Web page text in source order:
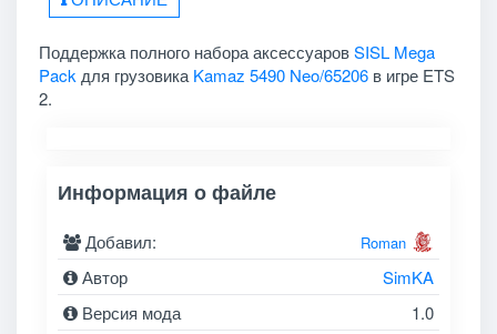
Поддержка полного набора аксессуаровSISL Mega
Pack для грузовика Kamaz 5490 Neo/65206в игре ETS
2.
Информация о файле
Добавил: Roman
Автор
SimKA
Версия мода
1.0